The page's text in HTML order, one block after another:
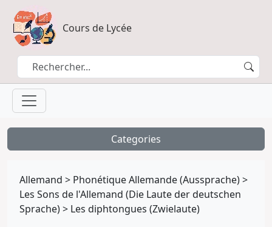
Cours de Lycée
Categories
Allemand > Phonétique Allemande (Aussprache)>
Les Sons de l'Allemand (Die Laute der deutschen
Sprache)> Les diphtongues (Zwielaute)